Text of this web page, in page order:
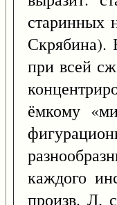
старинных
Скрябина).
при всей
ёмкому
каждого
произв. Л.